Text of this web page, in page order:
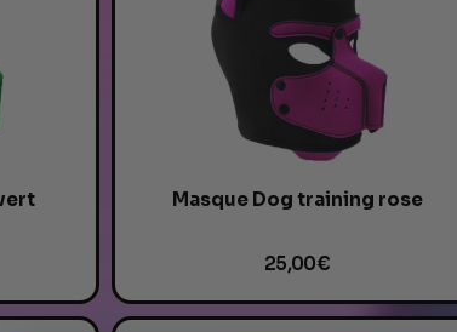
Masque Dog training rose
25,00 €